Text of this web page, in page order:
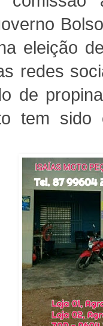
eleição
redes
de
tem sido